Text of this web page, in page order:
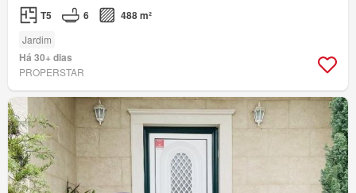
T5 6 488 m²
Jardim
Há 30+ dias
PROPERSTAR